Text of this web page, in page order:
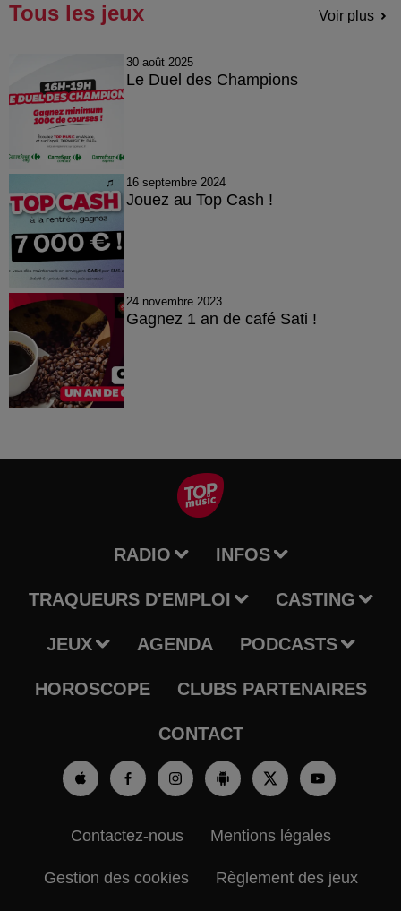
Tous les jeux Voir plus
30 août 2025
Le Duel des Champions
16 septembre 2024
Jouez au Top Cash !
24 novembre 2023
Gagnez 1 an de café Sati !
RADIO INFOS
TRAQUEURS D'EMPLOI CASTING
JEUX AGENDA PODCASTS
HOROSCOPE CLUBS PARTENAIRES
CONTACT
Contactez-nous Mentions légales
Gestion des cookies Règlement des jeux